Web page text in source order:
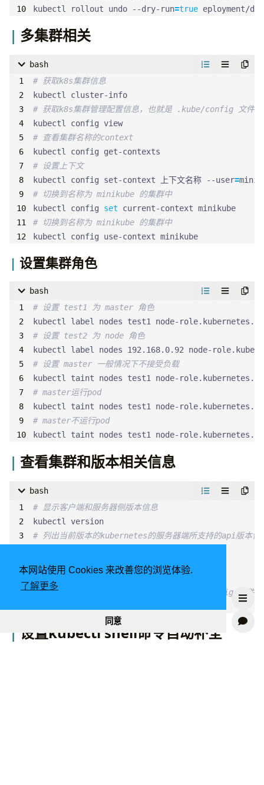
本网站使用 Cookies 来改善您的浏览体验.
了解更多
同意
kubectl rollout undo --dry-run=true eployment/
多集群相关
bash
# 获取k8s集群信息
# 获取k8s集群管理配置信息，也就是 .kube/config 文件内
# 查看集群名称的context
# 设置上下文
kubectl config set-context 上下文名称 --user=
# 切换到名称为 minikube 的集群中
kubectl config set
# 切换到名称为 minikube 的集群中
kubectl config use-context minikube
设置集群角色
bash
# 设置 test1 为 master 角色
kubectl label nodes test1 node-
# 设置 test2 为 node 角色
kubectl label nodes 192.168.0.92 node-
# 设置 master 一般情况下不接受负载
kubectl taint nodes test1 node-
# master运行pod
# master不运行pod
kubectl taint nodes test1 node-
查看集群和版本相关信息
bash
# 显示客户端和服务器侧版本信息
# 列出当前版本的kubernetes的服务器端所支持的api版本信
# 获取k8s集群信息
# 获取k8s集群管理配置信息，也就是 .kube/config 文件内
设置kubectl shell命令自动补全